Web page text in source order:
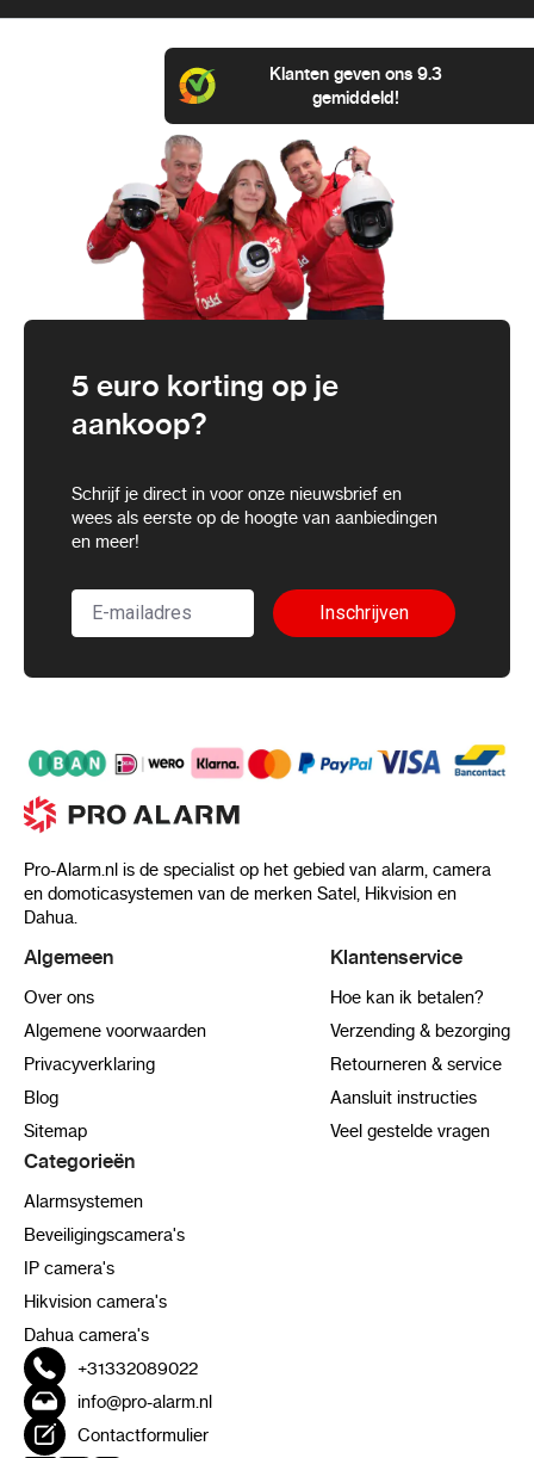
5 euro korting op je
aankoop?
Schrijf je direct in voor onze nieuwsbrief en
wees als eerste op de hoogte van aanbiedingen
en meer!
Inschrijven
Pro-Alarm.nl is de specialist op het gebied van alarm, camera
en domoticasystemen van de merken Satel, Hikvision en
Dahua.
Klanten geven ons 9.3
gemiddeld!
Algemeen
Over ons
Algemene voorwaarden
Privacyverklaring
Blog
Sitemap
Klantenservice
Hoe kan ik betalen?
Verzending & bezorging
Retourneren & service
Aansluit instructies
Veel gestelde vragen
Categorieën
Alarmsystemen
Beveiligingscamera's
IP camera's
Hikvision camera's
Dahua camera's
+31332089022
info@pro-alarm.nl
Contactformulier